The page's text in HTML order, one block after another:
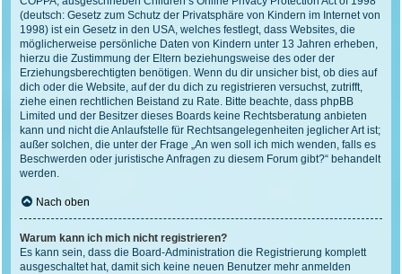
(deutsch: Gesetz zum Schutz der Privatsphäre von Kindern im Internet von
1998) ist ein Gesetz in den USA, welches festlegt, dass Websites, die
möglicherweise persönliche Daten von Kindern unter 13 Jahren erheben,
hierzu die Zustimmung der Eltern beziehungsweise des oder der
Erziehungsberechtigten benötigen. Wenn du dir unsicher bist, ob dies auf
dich oder die Website, auf der du dich zu registrieren versuchst, zutrifft,
ziehe einen rechtlichen Beistand zu Rate. Bitte beachte, dass phpBB
Limited und der Besitzer dieses Boards keine Rechtsberatung anbieten
kann und nicht die Anlaufstelle für Rechtsangelegenheiten jeglicher Art ist;
außer solchen, die unter der Frage „An wen soll ich mich wenden, falls es
Beschwerden oder juristische Anfragen zu diesem Forum gibt?“ behandelt
werden.
Nach oben
Warum kann ich mich nicht registrieren?
Es kann sein, dass die Board-Administration die Registrierung komplett
ausgeschaltet hat, damit sich keine neuen Benutzer mehr anmelden